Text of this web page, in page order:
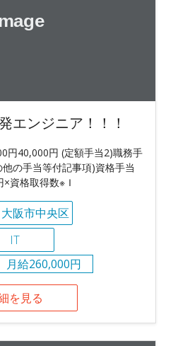
エンジニア！！！
円40,000円 (定額手当2)職務手
の手当等付記事項)資格手当
資格取得数※Ｉ
大阪市中央区
IT
月給260,000円
を見る